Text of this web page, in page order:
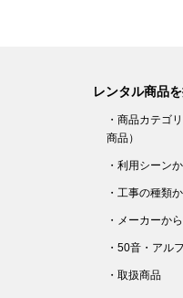
レンタル商品
・商品カテゴ
商品）
・利用シーン
・工事の種類
・メーカーか
・50音・アル
・取扱商品